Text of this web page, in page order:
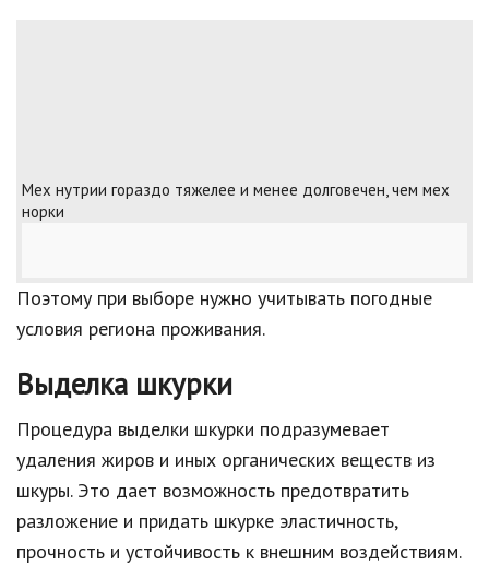
Мех нутрии гораздо тяжелее и менее долговечен, чем мех
норки
Поэтому при выборе нужно учитывать погодные
условия региона проживания.
Выделка шкурки
Процедура выделки шкурки подразумевает
удаления жиров и иных органических веществ из
шкуры. Это дает возможность предотвратить
разложение и придать шкурке эластичность,
прочность и устойчивость к внешним воздействиям.